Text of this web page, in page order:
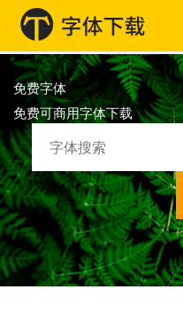
免费字体
免费可商用字体下载